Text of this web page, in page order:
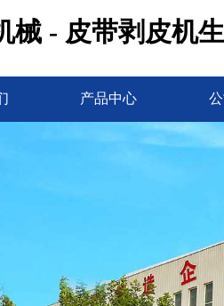
械 - 皮带剥皮机
产品中心